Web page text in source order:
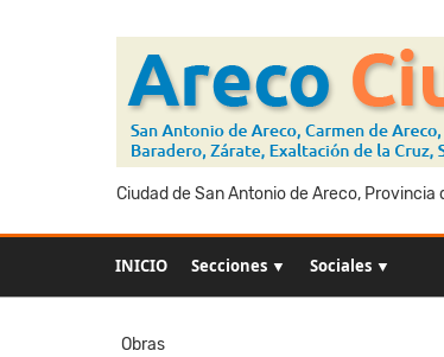
Ciudad de San Antonio de Areco,
INICIO Secciones ▼ Sociales ▼
Obras